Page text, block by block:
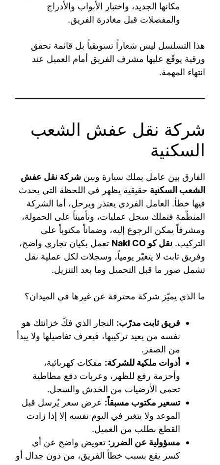
مكانها الجديد، واختبار الأبواب والأدراج
والمفصلات قبل مغادرة الفريق.
هذا التسلسل ليس شعاراً تسويقياً بل قائمة تحقق
ورقية يوقّع عليها مشرف الفريق أمام العميل عند
انتهاء المهمة.
شركة نقل عفش الشعب
السكنية
الفارق بين عامل يملك سيارة وبين شركة نقل عفش
الشعب السكنية حقيقية يظهر في اللحظة التي يحدث
فيها خطأ. العامل الفردي يعتذر ويرحل، أما الشركة
المنظّمة فتملك سجل عمليات، وتأميناً على الحمولة،
ومشرفاً يمكن الرجوع إليه، وضماناً مكتوباً على
التركيب. نقل كو Nakl CO
تعمل بكيان تجاري واضح،
وفريق ثابت لا يتغيّر يومياً، وسجلات لكل عملية نقل
تشمل صور ما قبل التحميل وما بعد التنزيل.
ما الذي يميّز شركة محترفة عن غيرها في الميدان؟
فريق ثابت مدرّب: النجار الذي فكّ خزانتك هو
نفسه من يعيد تركيبها، فيعرف تفاصيلها ولا يبدأ
من الصفر.
أدوات ملكية للشركة: مفكات كهربائية،
وأحزمة رفع للظهر، وعربات دفع مطاطية
تحمي الأرضيات من الخدش والسحل.
تسعير مكتوب مسبقاً: عرض سعر يُرسل قبل
الموعد ولا يتغير في اليوم نفسه إلا إذا زادت
القطع بطلب من العميل.
مسؤولية عن الضرر: تعويض واضح عن أي
كسر يقع بسبب خطأ الفريق، من دون جدال أو